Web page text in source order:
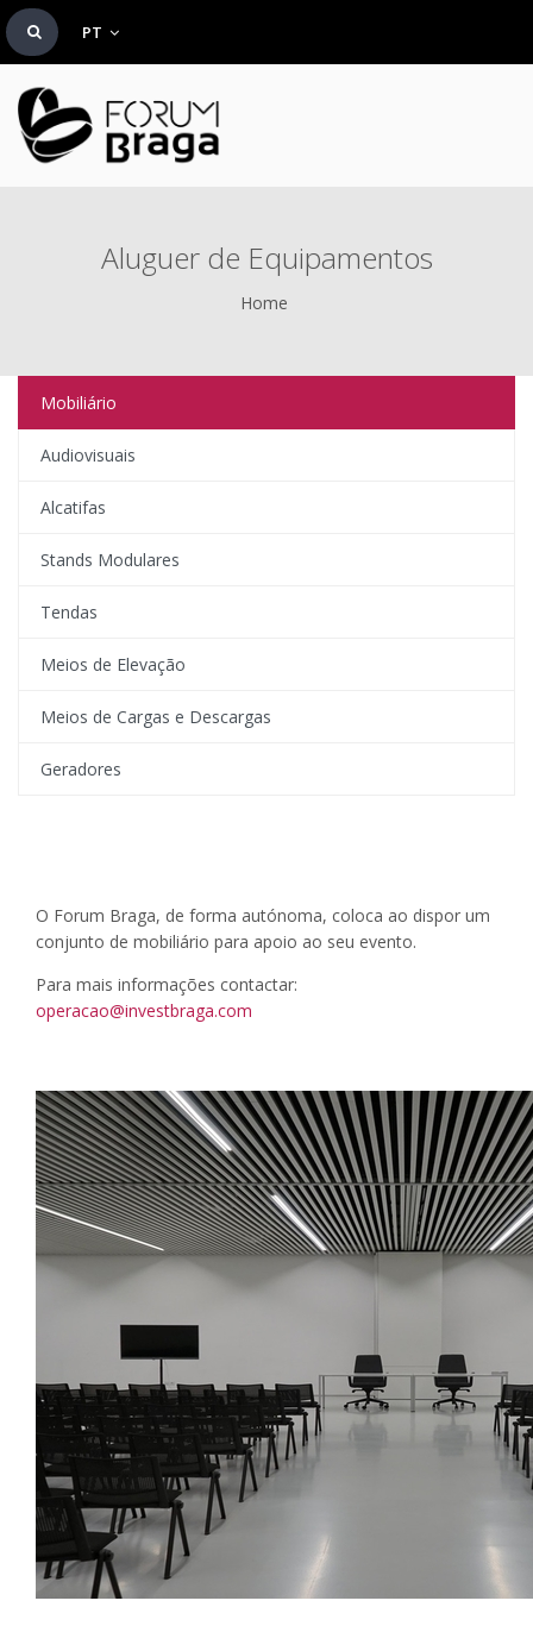
PT
Aluguer de Equipamentos
Home
Mobiliário
Audiovisuais
Alcatifas
Stands Modulares
Tendas
Meios de Elevação
Meios de Cargas e Descargas
Geradores
O Forum Braga, de forma autónoma, coloca ao dispor um
conjunto de mobiliário para apoio ao seu evento.
Para mais informações contactar:
operacao@investbraga.com